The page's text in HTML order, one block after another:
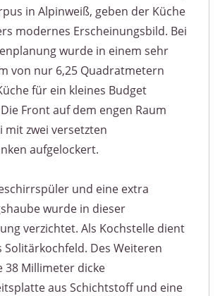
in Alpinweiß, geben der Küche
modernes Erscheinungsbild. Bei
wurde in einem sehr
von nur 6,25 Quadratmetern
für ein kleines Budget
Front auf dem engen Raum
mit zwei versetzten
aufgelockert.
und eine extra
wurde in dieser
verzichtet. Als Kochstelle dient
Solitärkochfeld. Des Weiteren
38 Millimeter dicke
aus Schichtstoff und eine